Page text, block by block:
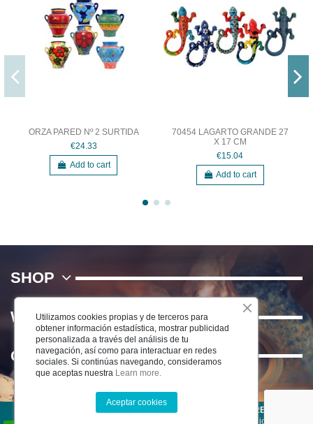
ORZA PARED Nº 2 SURTIDA
€24.33
Add to cart
70454 LAGARTO GRANDE 27
X 17 CM
€15.04
Add to cart
SHOP
WE
Contact us
©2022 CERÁMICA DEL RÍO SALADO S.L . TODOS LOS DERECHOS
Condiciones de
Utilizamos cookies propias y de terceros para
obtener información estadística, mostrar publicidad
personalizada a través del análisis de tu
navegación, así como para interactuar en redes
sociales. Si continúas navegando, consideramos
que aceptas nuestra Learn more.
Aceptar cookies